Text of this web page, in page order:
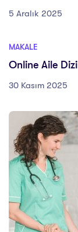
5 Aralık 2025
MAKALE
Online Aile
30 Kasım 2025